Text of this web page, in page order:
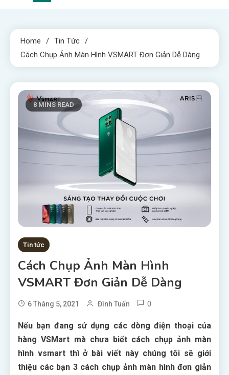
Home
Tin Tức
Cách Chụp Ảnh Màn Hình VSMART Đơn Giản Dễ Dàng
8 MINS READ
Tin tức
Cách Chụp Ảnh Màn Hình
VSMART Đơn Giản Dễ Dàng
6 Tháng 5, 2021 Đình Tuấn 0
Nếu bạn đang sử dụng các dòng điện thoại của
hàng VSMart mà chưa biết cách chụp ảnh màn
hình vsmart thì ở bài viết này chúng tôi sẽ giới
thiệu các bạn 3 cách chụp ảnh màn hình đơn giản